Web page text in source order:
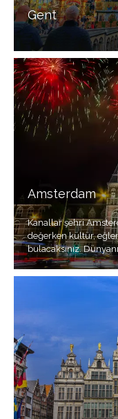
Gent
Amsterdam
Kanallar şehri Amsterdam ile şehrin atmosferi bile görülmeye
değerken kültür,
bulacaksınız.
adlandırılır.